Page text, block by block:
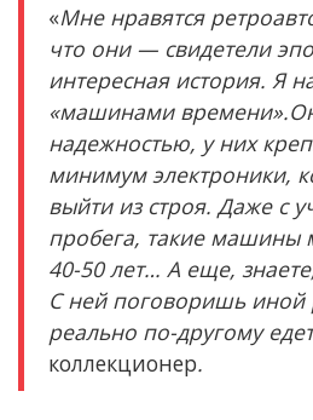
«Мне нравятся
что они — свидетели
интересная история. Я
«машинами
надежностью, у них
минимум электроники,
выйти из строя. Даже с
пробега, такие машины
40-50 лет… А еще,
С ней поговоришь иной
реально по-другому
коллекционер.